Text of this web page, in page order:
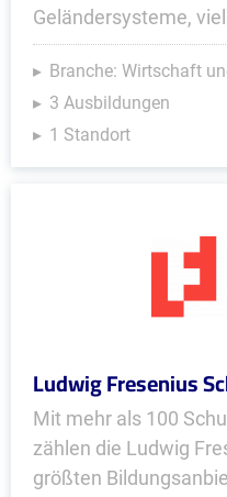
Geländer­systeme,
Branche: Wirtschaft
3 Ausbildungen
1 Standort
Ludwig Fresenius
Mit mehr als 100
zählen die Ludwig
größten